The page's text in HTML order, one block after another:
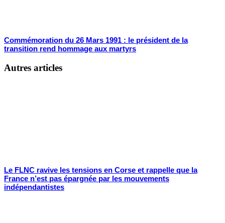
Commémoration du 26 Mars 1991 : le président de la
transition rend hommage aux martyrs
Autres articles
Le FLNC ravive les tensions en Corse et rappelle que la
France n’est pas épargnée par les mouvements
indépendantistes